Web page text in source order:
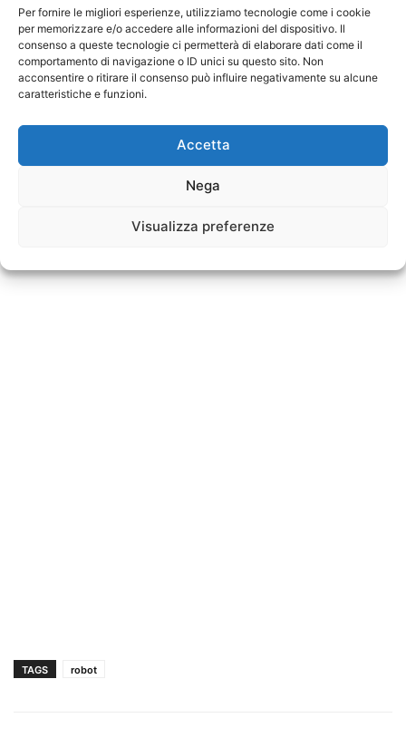
Per fornire le migliori esperienze, utilizziamo tecnologie come i cookie
per memorizzare e/o accedere alle informazioni del dispositivo. Il
consenso a queste tecnologie ci permetterà di elaborare dati come il
comportamento di navigazione o ID unici su questo sito. Non
acconsentire o ritirare il consenso può influire negativamente su alcune
caratteristiche e funzioni.
Accetta
Nega
Visualizza preferenze
Facebook Facebook Messenger
WhatsApp Telegram Twitter
TAGS robot